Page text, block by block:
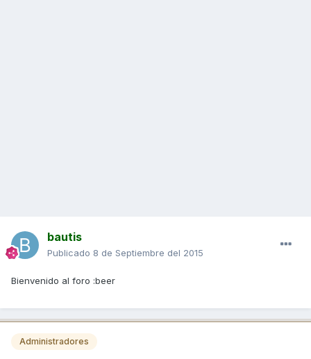
bautis
Publicado 8 de Septiembre del 2015
Bienvenido al foro :beer
Administradores